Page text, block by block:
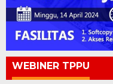
WEBINER TPPU